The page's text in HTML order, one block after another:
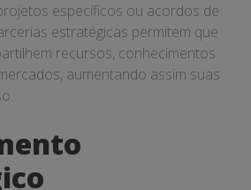
específicos ou acordos de
estratégicas permitem que
recursos, conhecimentos
aumentando assim suas